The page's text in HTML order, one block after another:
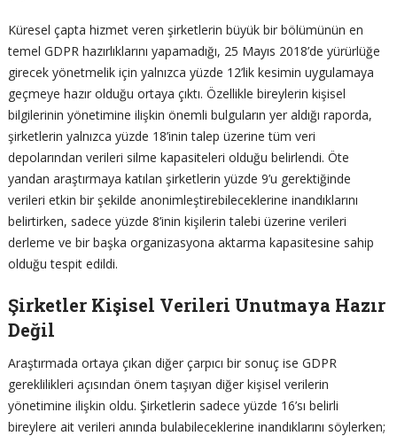
Küresel çapta hizmet veren şirketlerin büyük bir bölümünün en
temel GDPR hazırlıklarını yapamadığı, 25 Mayıs 2018’de yürürlüğe
girecek yönetmelik için yalnızca yüzde 12’lik kesimin uygulamaya
geçmeye hazır olduğu ortaya çıktı. Özellikle bireylerin kişisel
bilgilerinin yönetimine ilişkin önemli bulguların yer aldığı raporda,
şirketlerin yalnızca yüzde 18’inin talep üzerine tüm veri
depolarından verileri silme kapasiteleri olduğu belirlendi. Öte
yandan araştırmaya katılan şirketlerin yüzde 9’u gerektiğinde
verileri etkin bir şekilde anonimleştirebileceklerine inandıklarını
belirtirken, sadece yüzde 8’inin kişilerin talebi üzerine verileri
derleme ve bir başka organizasyona aktarma kapasitesine sahip
olduğu tespit edildi.
Şirketler Kişisel Verileri Unutmaya Hazır
Değil
Araştırmada ortaya çıkan diğer çarpıcı bir sonuç ise GDPR
gereklilikleri açısından önem taşıyan diğer kişisel verilerin
yönetimine ilişkin oldu. Şirketlerin sadece yüzde 16’sı belirli
bireylere ait verileri anında bulabileceklerine inandıklarını söylerken;